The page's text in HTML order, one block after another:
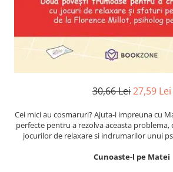
ScienceConnection
SelfConnect
SelfHealing
Sanatate
Diete
Gastronomik
30,66 Lei27,59 Lei
Cei mici au cosmaruri? Ajuta-i impreuna cu
perfecte pentru a rezolva aceasta
jocurilor de relaxare si indrumarilor unui
Cunoaste-l pe Matei